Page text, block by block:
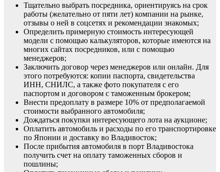
Тщательно выбрать посредника, ориентируясь на срок
работы (желательно от пяти лет) компании на рынке,
отзывы о ней в соцсетях и рекомендации знакомых;
Определить примерную стоимость интересующей
модели с помощью калькуляторов, которые имеются на
многих сайтах посредников, или с помощью
менеджеров;
Заключить договор через менеджеров или онлайн. Для
этого потребуются: копии паспорта, свидетельства
ИНН, СНИЛС, а также фото покупателя с его
паспортом и договором с таможенным брокером;
Внести предоплату в размере 10% от предполагаемой
стоимости выбранного автомобиля;
Дождаться покупки интересующего лота на аукционе;
Оплатить автомобиль и расходы по его транспортировке
по Японии и доставку во Владивосток;
После прибытия автомобиля в порт Владивостока
получить счет на оплату таможенных сборов и
пошлины;